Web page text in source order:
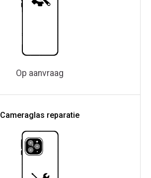
Op aanvraag
Cameraglas reparatie